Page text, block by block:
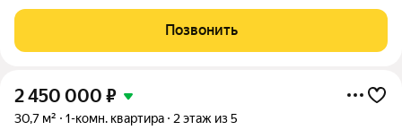
установлены счётчики ХГВС! Так же имеется гардеробная,
которая идеально подойдёт для хранения
Позвонить
2 450 000 ₽
30,7 м² 1-комн. квартира 2 этаж из 5